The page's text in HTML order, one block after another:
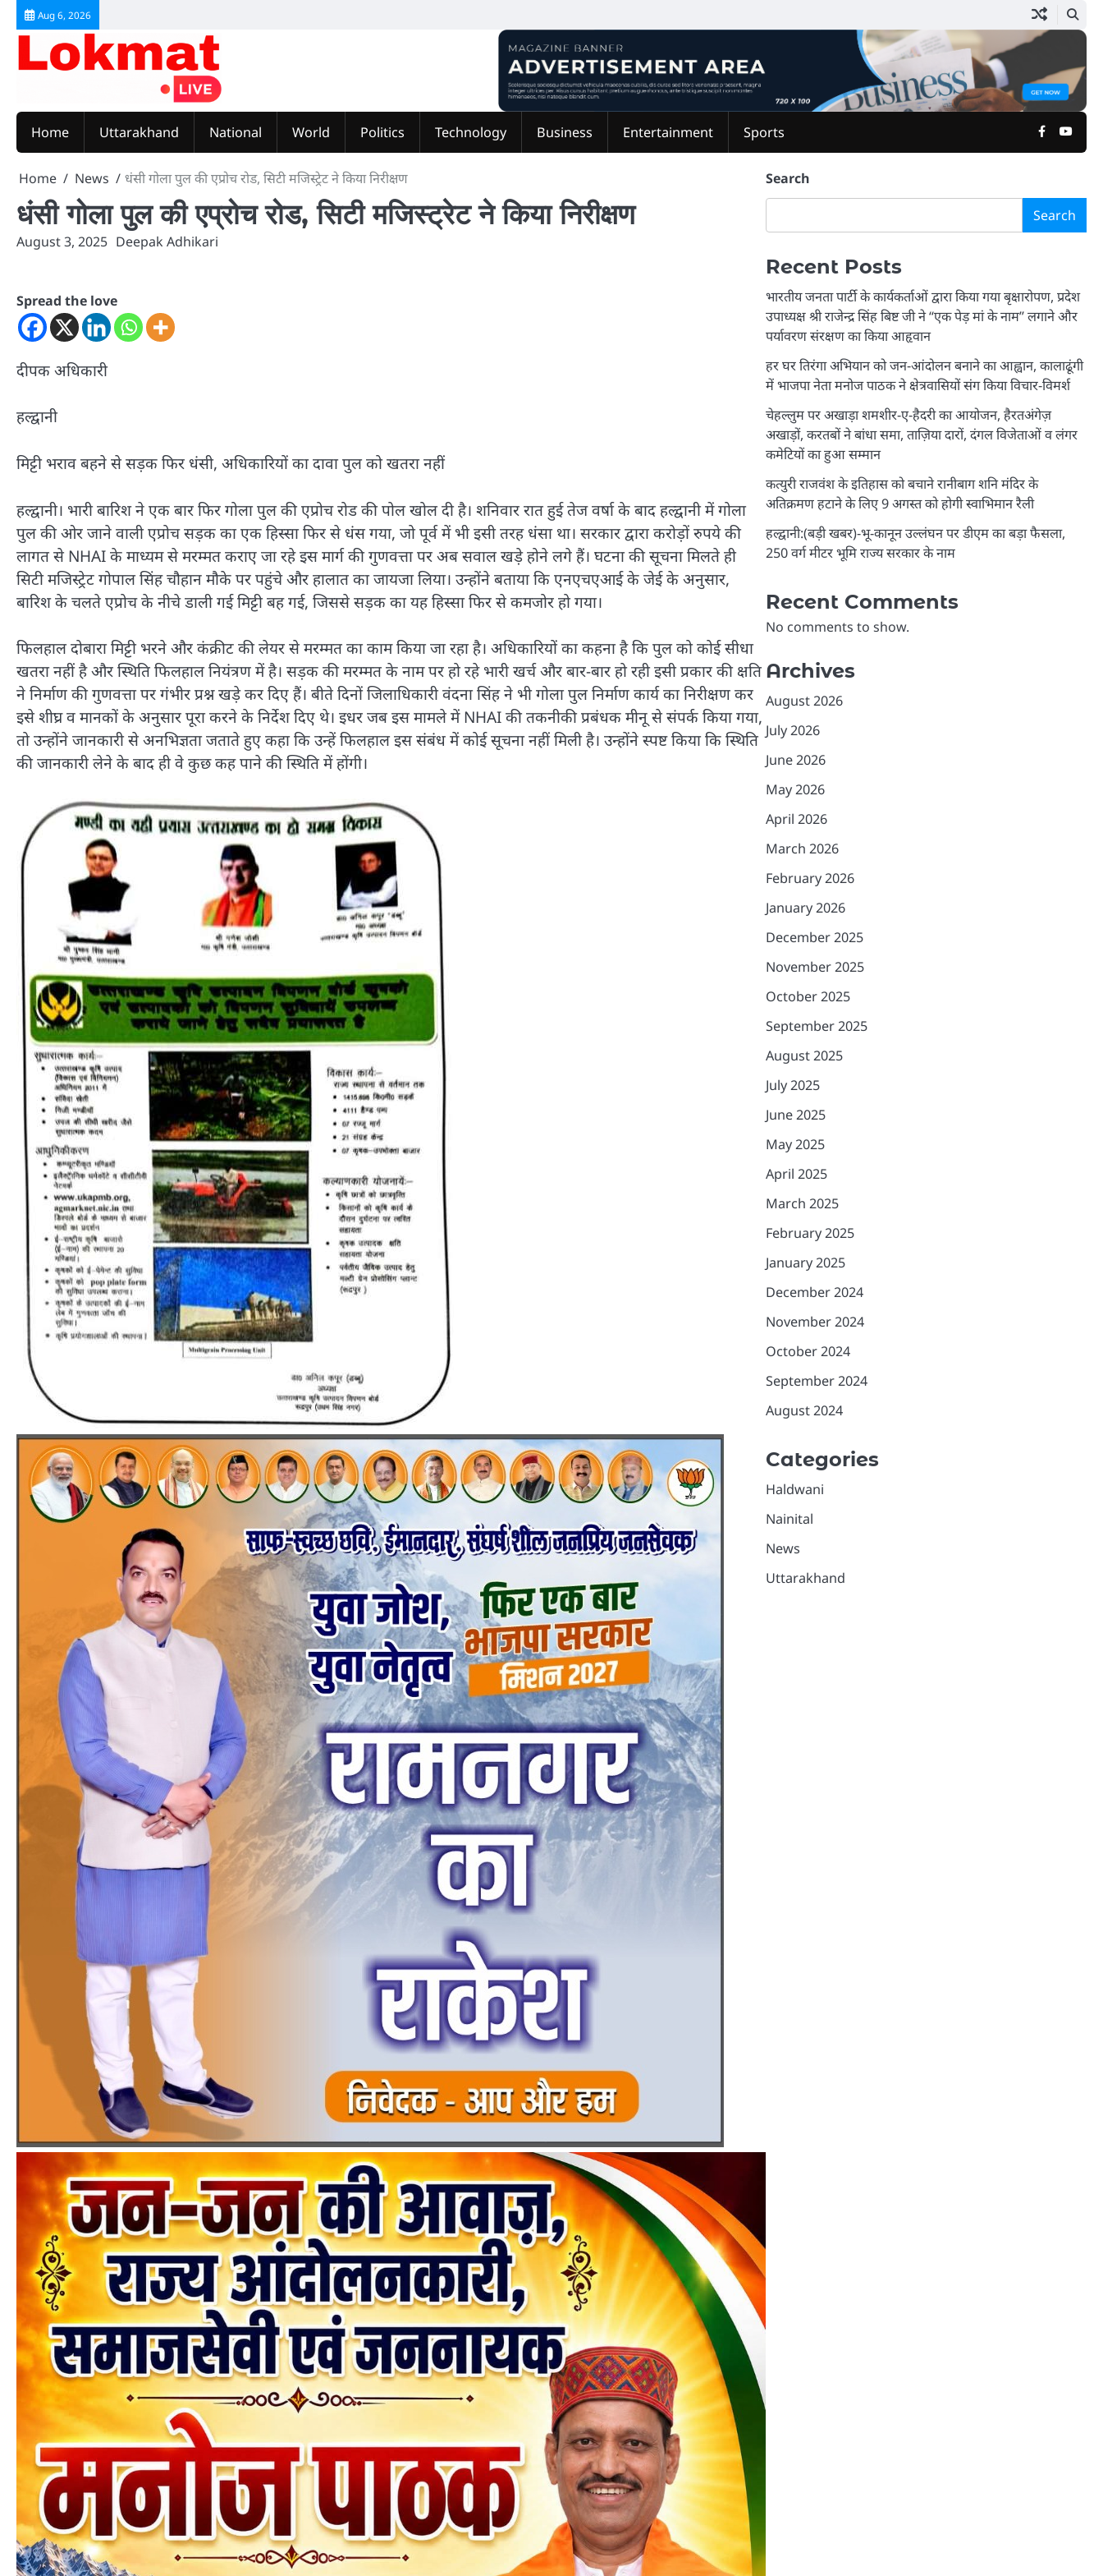
Skip
Aug 6, 2026
Home Uttarakhand National World Politics Technology Business Entertainment Sports Facebook
Home News धंसी गोला पुल की एप्रोच रोड, सिटी मजिस्ट्रेट ने किया निरीक्षण
धंसी गोला पुल की एप्रोच रोड, सिटी मजिस्ट्रेट ने किया निरीक्षण
August 3, 2025 Deepak Adhikari
Spread the love
दीपक अधिकारी
हल्द्वानी
मिट्टी भराव बहने से सड़क फिर धंसी, अधिकारियों का दावा पुल को खतरा नहीं
हल्द्वानी। भारी बारिश ने एक बार फिर गोला पुल की एप्रोच रोड की पोल खोल दी है। शनिवार रात हुई तेज वर्षा के बाद हल्द्वानी में गोला
पुल की ओर जाने वाली एप्रोच सड़क का एक हिस्सा फिर से धंस गया, जो पूर्व में भी इसी तरह धंसा था। सरकार द्वारा करोड़ों रुपये की
लागत से NHAI के माध्यम से मरम्मत कराए जा रहे इस मार्ग की गुणवत्ता पर अब सवाल खड़े होने लगे हैं। घटना की सूचना मिलते ही
सिटी मजिस्ट्रेट गोपाल सिंह चौहान मौके पर पहुंचे और हालात का जायजा लिया। उन्होंने बताया कि एनएचएआई के जेई के अनुसार,
बारिश के चलते एप्रोच के नीचे डाली गई मिट्टी बह गई, जिससे सड़क का यह हिस्सा फिर से कमजोर हो गया।
फिलहाल दोबारा मिट्टी भरने और कंक्रीट की लेयर से मरम्मत का काम किया जा रहा है। अधिकारियों का कहना है कि पुल को कोई सीधा
खतरा नहीं है और स्थिति फिलहाल नियंत्रण में है। सड़क की मरम्मत के नाम पर हो रहे भारी खर्च और बार-बार हो रही इसी प्रकार की क्षति
ने निर्माण की गुणवत्ता पर गंभीर प्रश्न खड़े कर दिए हैं। बीते दिनों जिलाधिकारी वंदना सिंह ने भी गोला पुल निर्माण कार्य का निरीक्षण कर
इसे शीघ्र व मानकों के अनुसार पूरा करने के निर्देश दिए थे। इधर जब इस मामले में NHAI की तकनीकी प्रबंधक मीनू से संपर्क किया गया,
तो उन्होंने जानकारी से अनभिज्ञता जताते हुए कहा कि उन्हें फिलहाल इस संबंध में कोई सूचना नहीं मिली है। उन्होंने स्पष्ट किया कि स्थिति
की जानकारी लेने के बाद ही वे कुछ कह पाने की स्थिति में होंगी।
Search
Search
Recent Posts
भारतीय जनता पार्टी के कार्यकर्ताओं द्वारा किया गया बृक्षारोपण, प्रदेश
उपाध्यक्ष श्री राजेन्द्र सिंह बिष्ट जी ने “एक पेड़ मां के नाम” लगाने और
पर्यावरण संरक्षण का किया आहृवान
हर घर तिरंगा अभियान को जन-आंदोलन बनाने का आह्वान, कालाढूंगी
में भाजपा नेता मनोज पाठक ने क्षेत्रवासियों संग किया विचार-विमर्श
चेहल्लुम पर अखाड़ा शमशीर-ए-हैदरी का आयोजन, हैरतअंगेज़
अखाड़ों, करतबों ने बांधा समा, ताज़िया दारों, दंगल विजेताओं व लंगर
कमेटियों का हुआ सम्मान
कत्युरी राजवंश के इतिहास को बचाने रानीबाग शनि मंदिर के
अतिक्रमण हटाने के लिए 9 अगस्त को होगी स्वाभिमान रैली
हल्द्वानी:(बड़ी खबर)-भू-कानून उल्लंघन पर डीएम का बड़ा फैसला,
250 वर्ग मीटर भूमि राज्य सरकार के नाम
Recent Comments
No comments to show.
Archives
August 2026
July 2026
June 2026
May 2026
April 2026
March 2026
February 2026
January 2026
December 2025
November 2025
October 2025
September 2025
August 2025
July 2025
June 2025
May 2025
April 2025
March 2025
February 2025
January 2025
December 2024
November 2024
October 2024
September 2024
August 2024
Categories
Haldwani
Nainital
News
Uttarakhand